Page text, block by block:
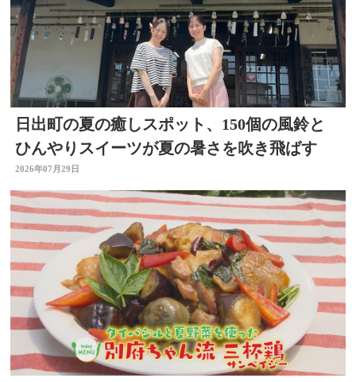
日出町の夏の癒しスポット、150個の風鈴と
ひんやりスイーツが夏の暑さを吹き飛ばす
2026年07月29日